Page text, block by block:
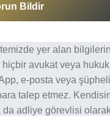
Bildir
yer alan
avukat veya
e-posta veya
talep etmez.
adliye görevlisi olarak